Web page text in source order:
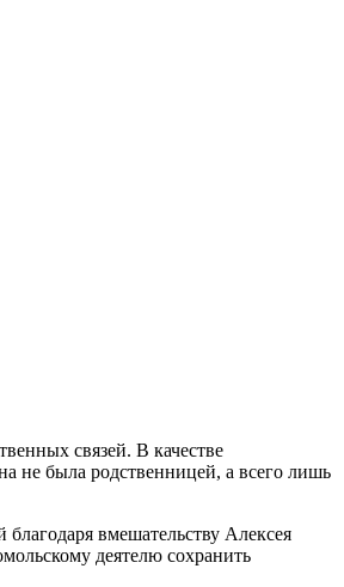
связей. В качестве
не была родственницей, а всего лишь
вмешательству Алексея
деятелю сохранить